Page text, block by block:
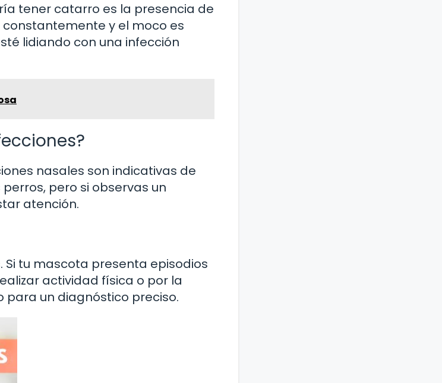
tener catarro es la presencia de
y el moco es
lidiando con una infección
nasales son indicativas de
pero si observas un
atención.
tu mascota presenta episodios
actividad física o por la
para un diagnóstico preciso.